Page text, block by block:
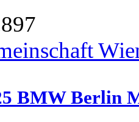
BMW Berlin